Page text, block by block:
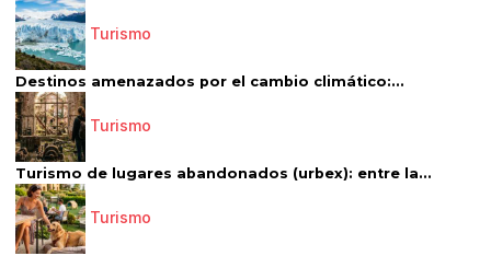
Turismo
Destinos amenazados por el cambio climático:...
Turismo
Turismo de lugares abandonados (urbex): entre la...
Turismo